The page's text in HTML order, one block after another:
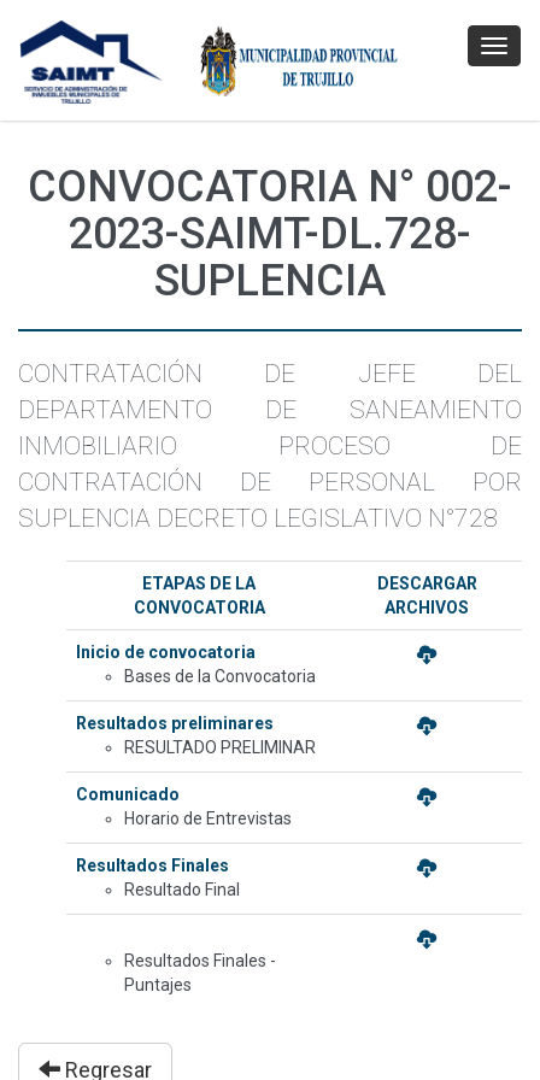
CONVOCATORIA N° 002-
2023-SAIMT-DL.728-
SUPLENCIA
CONTRATACIÓN DE JEFE DEL
DEPARTAMENTO DE SANEAMIENTO
INMOBILIARIO PROCESO DE
CONTRATACIÓN DE PERSONAL POR
SUPLENCIA DECRETO LEGISLATIVO N°728
ETAPAS DE LA
CONVOCATORIA
DESCARGAR
ARCHIVOS
Inicio de convocatoria
Bases de la Convocatoria
Resultados preliminares
RESULTADO PRELIMINAR
Comunicado
Horario de Entrevistas
Resultados Finales
Resultado Final
Resultados Finales -
Puntajes
Regresar